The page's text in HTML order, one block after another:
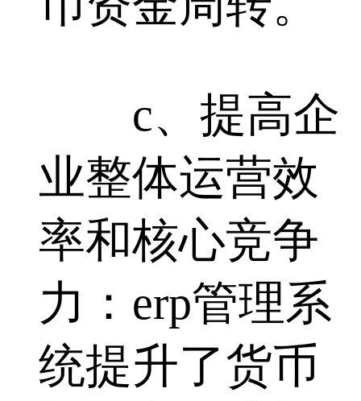
c、提高企
业整体运营效
率和核心竞争
力：erp管理系
统提升了货币